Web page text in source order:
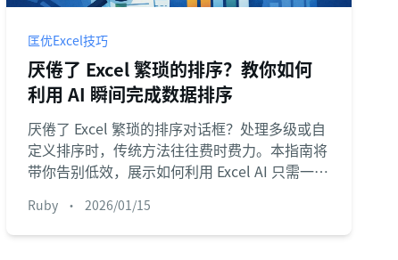
匡优Excel技巧
厌倦了 Excel 繁琐的排序？教你如何
利用 AI 瞬间完成数据排序
厌倦了 Excel 繁琐的排序对话框？处理多级或自
定义排序时，传统方法往往费时费力。本指南将
带你告别低效，展示如何利用 Excel AI 只需一句
Ruby • 2026/01/15